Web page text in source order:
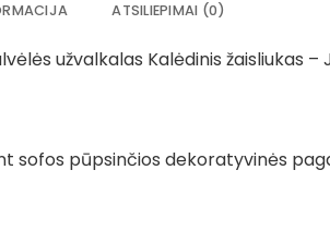
ATSILIEPIMAI (0)
užvalkalas Kalėdinis žaisliukas
sofos pūpsinčios dekoratyvinės